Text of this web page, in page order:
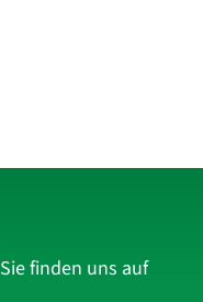
Sie finden uns auf